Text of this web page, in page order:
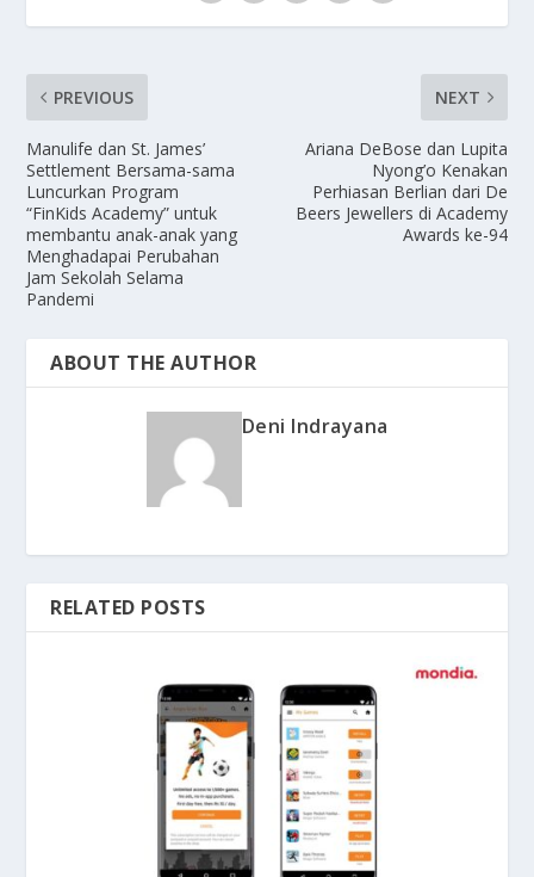
PREVIOUS
Manulife dan St. James’
Settlement Bersama-sama
Luncurkan Program
“FinKids Academy” untuk
membantu anak-anak yang
Menghadapai Perubahan
Jam Sekolah Selama
Pandemi
NEXT
Ariana DeBose dan Lupita
Nyong’o Kenakan
Perhiasan Berlian dari De
Beers Jewellers di Academy
Awards ke-94
ABOUT THE AUTHOR
Deni Indrayana
RELATED POSTS